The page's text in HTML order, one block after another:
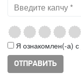
Я ознакомлен(-а) с